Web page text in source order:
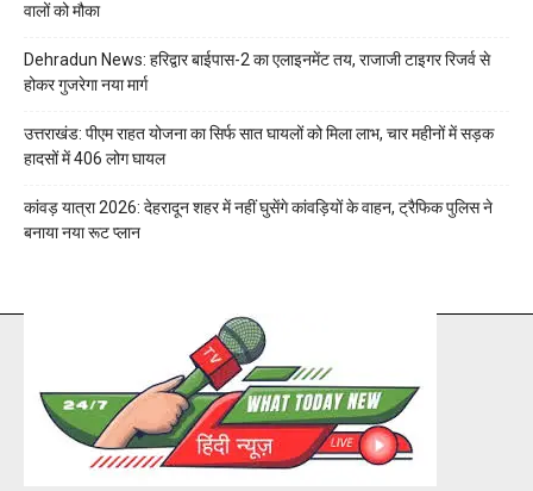
वालों को मौका
Dehradun News: हरिद्वार बाईपास-2 का एलाइनमेंट तय, राजाजी टाइगर रिजर्व से
होकर गुजरेगा नया मार्ग
उत्तराखंड: पीएम राहत योजना का सिर्फ सात घायलों को मिला लाभ, चार महीनों में सड़क
हादसों में 406 लोग घायल
कांवड़ यात्रा 2026: देहरादून शहर में नहीं घुसेंगे कांवड़ियों के वाहन, ट्रैफिक पुलिस ने
बनाया नया रूट प्लान